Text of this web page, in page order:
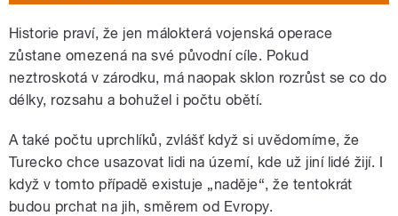
Historie praví, že jen málokterá vojenská operace
zůstane omezená na své původní cíle. Pokud
neztroskotá v zárodku, má naopak sklon rozrůst se co do
délky, rozsahu a bohužel i počtu obětí.
A také počtu uprchlíků, zvlášť když si uvědomíme, že
Turecko chce usazovat lidi na území, kde už jiní lidé žijí. I
když v tomto případě existuje „naděje“, že tentokrát
budou prchat na jih, směrem od Evropy.